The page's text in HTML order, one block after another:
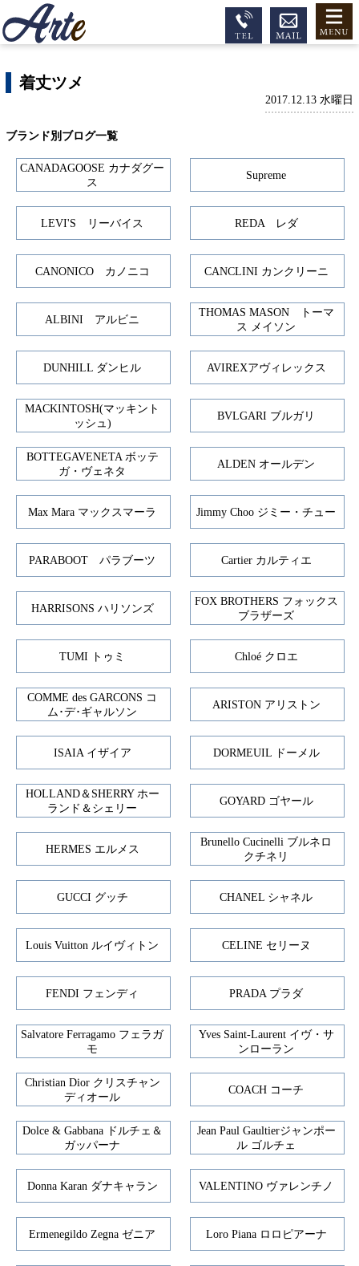
着丈ツメ
2017.12.13 水曜日
ブランド別ブログ一覧
CANADAGOOSE カナダグー
ス
Supreme
LEVI'S リーバイス REDA レダ
CANONICO カノニコ CANCLINI カンクリーニ
ALBINI アルビニ
THOMAS MASON トーマ
ス メイソン
DUNHILL ダンヒル AVIREXアヴィレックス
MACKINTOSH(マッキント
ッシュ)
BVLGARI ブルガリ
BOTTEGAVENETA ボッテ
ガ・ヴェネタ
ALDEN オールデン
Max Mara マックスマーラ Jimmy Choo ジミー・チュー
PARABOOT パラブーツ Cartier カルティエ
HARRISONS ハリソンズ
FOX BROTHERS フォックス
ブラザーズ
TUMI トゥミ Chloé クロエ
COMME des GARCONS コ
ム･デ･ギャルソン
ARISTON アリストン
ISAIA イザイア DORMEUIL ドーメル
HOLLAND＆SHERRY ホー
ランド＆シェリー
GOYARD ゴヤール
HERMES エルメス
Brunello Cucinelli ブルネロ
クチネリ
GUCCI グッチ CHANEL シャネル
Louis Vuitton ルイヴィトン CELINE セリーヌ
FENDI フェンディ PRADA プラダ
Salvatore Ferragamo フェラガ
モ
Yves Saint-Laurent イヴ・サ
ンローラン
Christian Dior クリスチャン
ディオール
COACH コーチ
Dolce & Gabbana ドルチェ＆
ガッパーナ
Jean Paul Gaultierジャンポー
ル ゴルチェ
Donna Karan ダナキャラン VALENTINO ヴァレンチノ
Ermenegildo Zegna ゼニア Loro Piana ロロピアーナ